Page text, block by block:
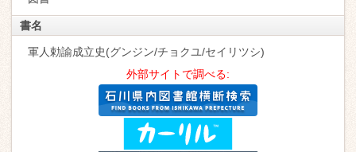
書名
軍人勅諭成立史(グンジン/チョクユ/セイリツシ)
外部サイトで調べる: